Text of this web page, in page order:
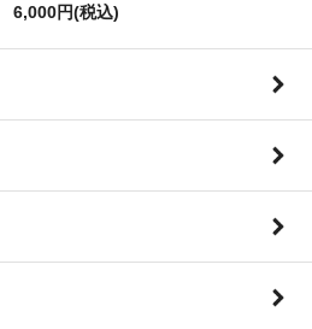
6,000円(税込)